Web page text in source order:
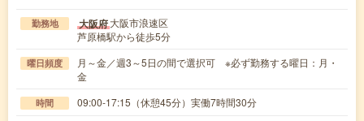
勤務地 大阪府大阪市浪速区
芦原橋駅から徒歩5分
曜日頻度
月～金／週3～5日の間で選択可 ※必ず勤務する曜日：月・
金
時間 09:00-17:15（休憩45分）実働7時間30分